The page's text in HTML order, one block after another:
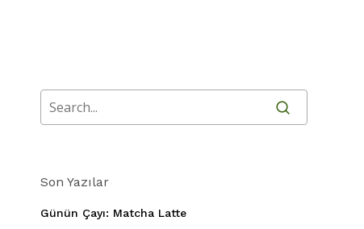
Son Yazılar
Günün Çayı: Matcha Latte